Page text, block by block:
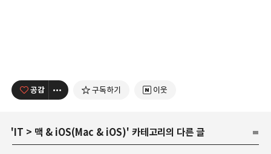
공감 구독하기 이웃
' IT > 맥 & iOS(Mac & iOS)' 카테고리의 다른 글